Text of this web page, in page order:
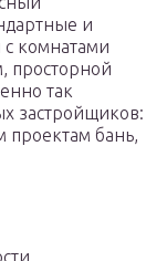
и
комнатами
просторной
так
застройщиков:
проектам бань,